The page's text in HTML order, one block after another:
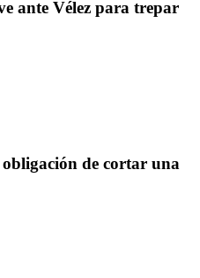
ante Vélez para trepar
de cortar una